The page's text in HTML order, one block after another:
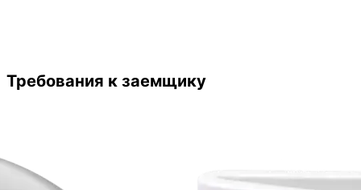
Требования к заемщику